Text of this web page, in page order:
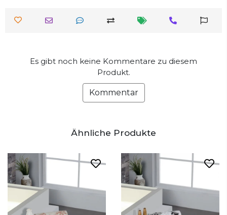
Es gibt noch keine Kommentare zu diesem
Produkt.
Kommentar
Ähnliche Produkte